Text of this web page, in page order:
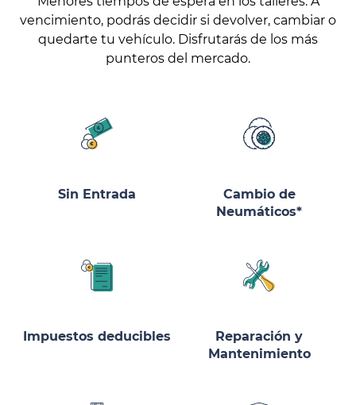
vencimiento, podrás decidir si devolver, cambiar o
quedarte tu vehículo. Disfrutarás de los más
punteros del mercado.
Sin Entrada
Cambio de
Neumáticos*
Impuestos deducibles
Reparación y
Mantenimiento